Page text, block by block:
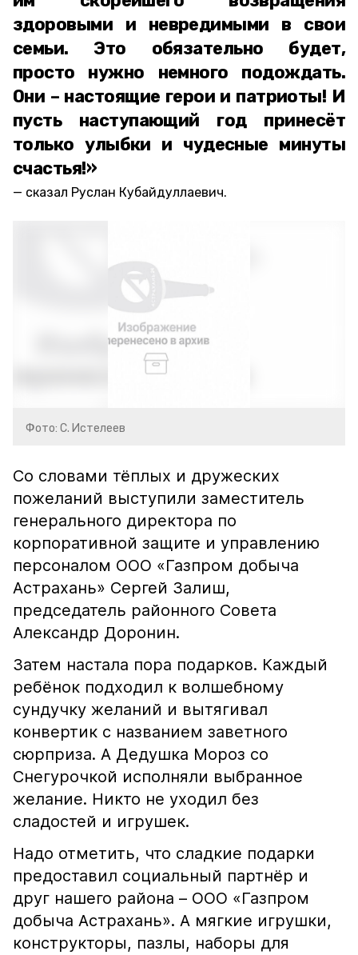
здоровыми и невредимыми в свои
семьи. Это обязательно будет,
просто нужно немного подождать.
Они – настоящие герои и патриоты! И
пусть наступающий год принесёт
только улыбки и чудесные минуты
счастья!»
сказал Руслан Кубайдуллаевич.
Фото: С. Истелеев
Со словами тёплых и дружеских
пожеланий выступили заместитель
генерального директора по
корпоративной защите и управлению
персоналом ООО «Газпром добыча
Астрахань» Сергей Залиш,
председатель районного Совета
Александр Доронин.
Затем настала пора подарков. Каждый
ребёнок подходил к волшебному
сундучку желаний и вытягивал
конвертик с названием заветного
сюрприза. А Дедушка Мороз со
Снегурочкой исполняли выбранное
желание. Никто не уходил без
сладостей и игрушек.
Надо отметить, что сладкие подарки
предоставил социальный партнёр и
друг нашего района – ООО «Газпром
добыча Астрахань». А мягкие игрушки,
конструкторы, пазлы, наборы для